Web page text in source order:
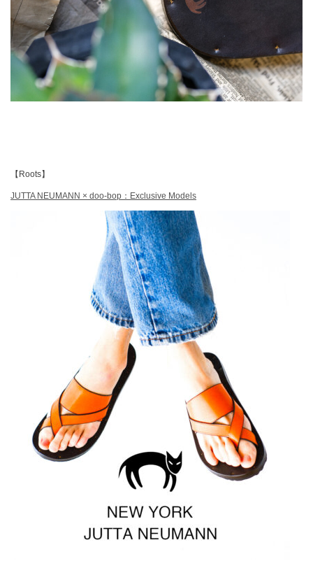
【Roots】
JUTTA NEUMANN × doo-bop：Exclusive Models